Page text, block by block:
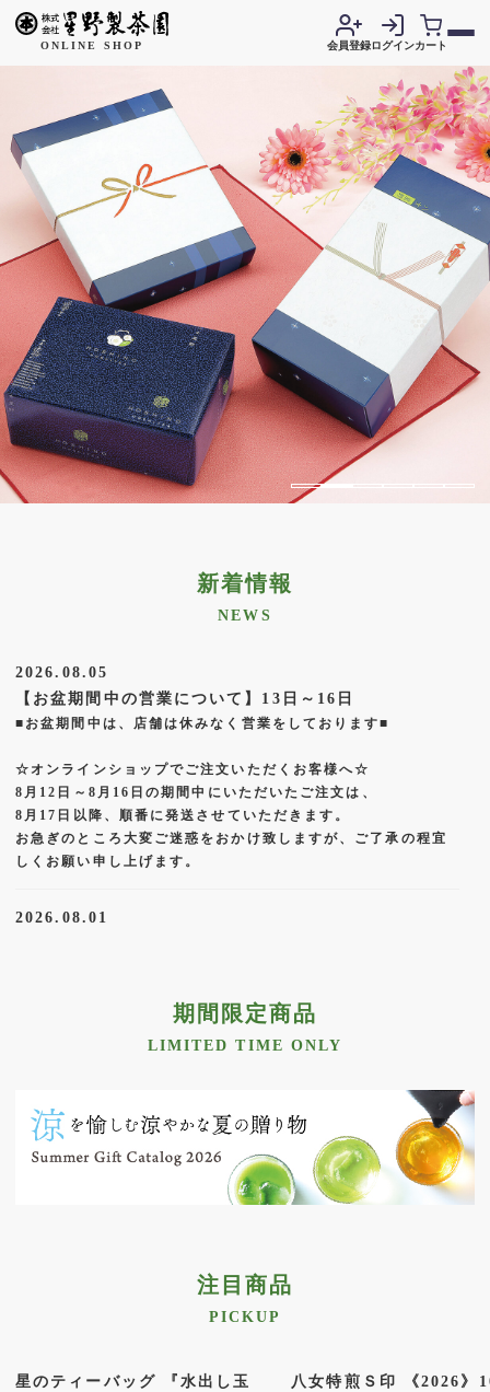
ONLINE SHOP 会員登録ログインカート
新着情報
NEWS
2026.08.05
【お盆期間中の営業について】13日～16日
■お盆期間中は、店舗は休みなく営業をしております■
☆オンラインショップでご注文いただくお客様へ☆
8月12日～8月16日の期間中にいただいたご注文は、
8月17日以降、順番に発送させていただきます。
お急ぎのところ大変ご迷惑をおかけ致しますが、ご了承の程宜
しくお願い申し上げます。
2026.08.01
田詩子氏がデザインを手がけた特別パッケージの「星野さつ
2026.07.29
【九州地域 配達遅延のお知らせ】
この度の令和８年熊本地震に際しまして、被害に遭われた皆さ
地震の影響で九州全域でお荷物のお届けに遅延が発生しており
承の程お願い申し上げます。 ⇒ コチラを確認
期間限定商品
LIMITED TIME ONLY
注目商品
PICKUP
星のティーバッグ 『水出し玉
八女特煎Ｓ印 《2026》